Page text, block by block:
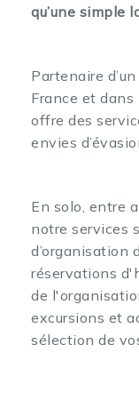
qu’une simple
Partenaire
France et dans
offre des
envies
En solo, entre
notre services
d’organisation
réservations
de
excursions et
sélection de